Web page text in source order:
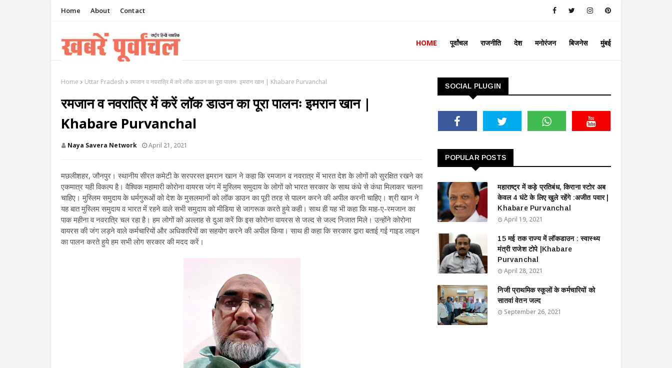
Home About Contact
HOME पूर्वांचल राजनीति देश मनोरंजन बिजनेस मुंबई
Home Uttar Pradesh रमजान व नवरात्रि में करें लॉक डाउन का पूरा पालनः इमरान खान | Khabare Purvanchal
रमजान व नवरात्रि में करें लॉक डाउन का पूरा पालनः इमरान खान |
Khabare Purvanchal
Naya Savera Network April 21, 2021
मछलीशहर, जौनपुर। स्थानीय सीरत कमेटी के सरपरस्त इमरान खान ने कहा कि रमजान व नवरात्र में भारत देश के लोगों को सुरक्षित रखने का
एकमात्र यही विकल्प है। वैश्विक महामारी कोरोना वायरस जंग में मुस्लिम समुदाय के लोगों को भारत सरकार के साथ कंधे से कंधा मिलाकर चलना
चाहिए। मुस्लिम समुदाय के धर्मगुरूओं को देश के मुसलमानों को लॉक डाउन का पूरी तरह से पालन करने की अपील करनी चाहिए। श्री खान ने
यह बात मुस्लिम समुदाय व भारत में रहने वाले सभी समुदाय को मीडिया से जागरूक करते हुये कही। साथ ही यह भी कहा कि माह-ए-रमजान का
पाक महीना व नवरात्रि चल रहा है। हम लोगों को अल्लाह से दुआ करें कि इस कोरोना वायरस से जल्द से जल्द निजात मिले। उन्होंने कोरोना
वायरस की जंग लड़ने वाले कर्मचारियों और अधिकारियों का सहयोग करने की अपील किया। साथ ही कहा कि सरकार द्वारा बताई गई गाइड लाइन
का पालन करते हुये हम सभी लोग सरकार की मदद करें।
SOCIAL PLUGIN
POPULAR POSTS
महाराष्ट्र में कड़े प्रतिबंध, किराना स्टोर अब
केवल 4 घंटे के लिए खुले रहेंगे :अजीत पवार |
Khabare Purvanchal
April 19, 2021
15 मई तक राज्य में लॉकडाउन : स्वास्थ्य
मंत्री राजेश टोपे |Khabare
Purvanchal
April 28, 2021
निजी प्राथमिक स्कूलों के कर्मचारियों को
सातवां वेतन जल्द
September 26, 2021